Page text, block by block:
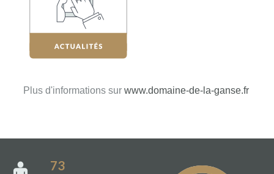
Plus d'informations sur www.domaine-de-la-ganse.fr
73